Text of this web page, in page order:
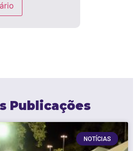
Publicações
NOTÍCIAS